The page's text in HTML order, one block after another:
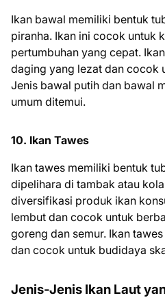
Ikan bawal memiliki bentuk
piranha. Ikan ini cocok untuk
pertumbuhan yang cepat.
daging yang lezat dan cocok
Jenis bawal putih dan bawal
umum ditemui.
10. Ikan Tawes
Ikan tawes memiliki bentuk
dipelihara di tambak atau
diversifikasi produk ikan
lembut dan cocok untuk
goreng dan semur. Ikan
dan cocok untuk budidaya
Jenis-Jenis Ikan Laut